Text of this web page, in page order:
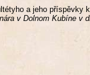
a jeho příspěvky
v Dolnom Kubíne v